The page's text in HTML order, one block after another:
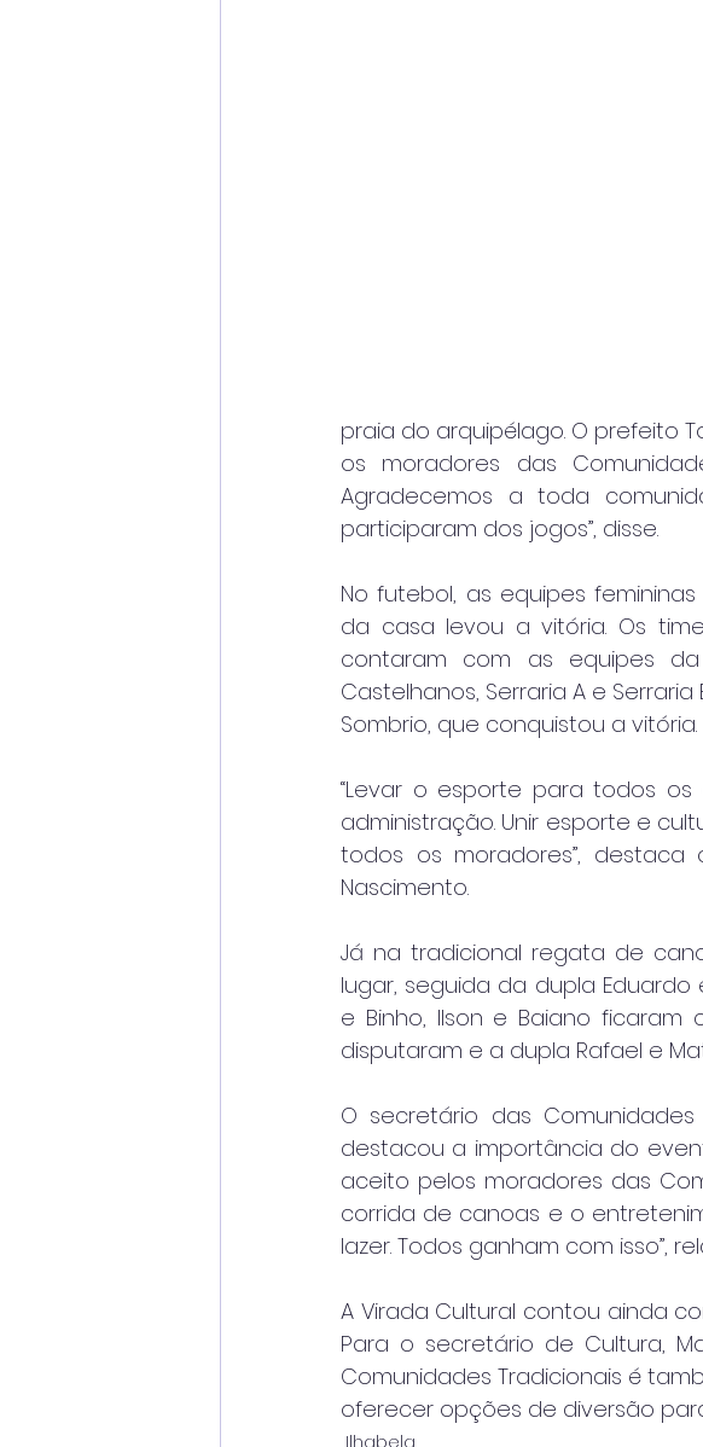
praia do arquipélago. O prefeito
os moradores das
Agradecemos a toda
participaram dos jogos”, disse.
No futebol, as equipes
da casa levou a vitória. Os
contaram com as equipes
Castelhanos, Serraria A e
Sombrio, que conquistou a vitória.
“Levar o esporte para todos
administração. Unir esporte e
todos os moradores”, destaca
Nascimento.
Já na tradicional regata de
lugar, seguida da dupla Eduardo
e Binho, Ilson e Baiano
disputaram e a dupla Rafael e
O secretário das Comunidades
destacou a importância do
aceito pelos moradores das
corrida de canoas e o
lazer. Todos ganham com isso”,
A Virada Cultural contou ainda
Para o secretário de Cultura,
Comunidades Tradicionais é
oferecer opções de diversão
Ilhabela